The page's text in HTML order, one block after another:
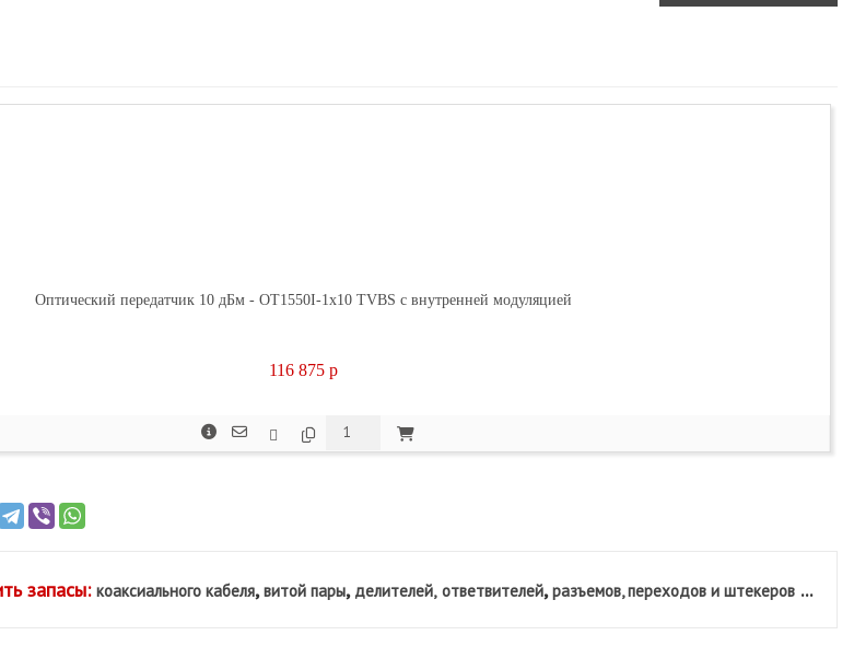
Оптический передатчик 10 дБм - OT1550I-1x10 TVBS с внутренней модуляцией
116 875p
запасы: коаксиального кабеля,витой пары, делителей, ответвителей,разъемов, переходов и штекеров ...